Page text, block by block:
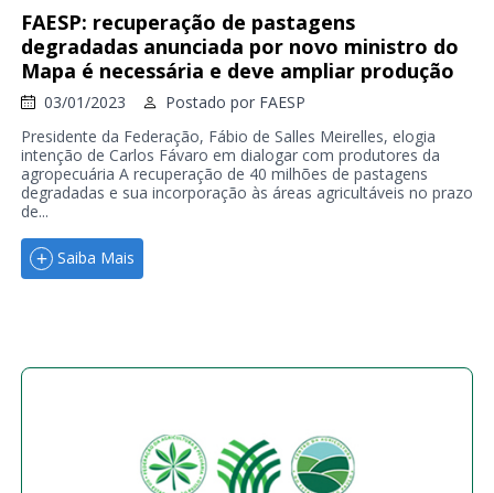
FAESP: recuperação de pastagens
degradadas anunciada por novo ministro do
Mapa é necessária e deve ampliar produção
03/01/2023 Postado por FAESP
Presidente da Federação, Fábio de Salles Meirelles, elogia
intenção de Carlos Fávaro em dialogar com produtores da
agropecuária A recuperação de 40 milhões de pastagens
degradadas e sua incorporação às áreas agricultáveis no prazo
de...
Saiba Mais